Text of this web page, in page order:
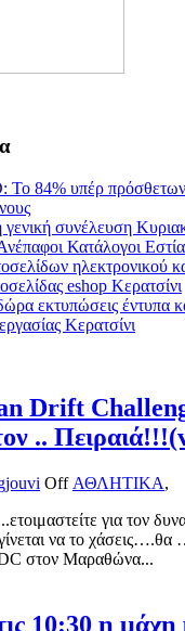
Το 84% υπέρ
γενική συνέλευση
Κατάλογοι
ηλεκτρονικού
eshop Κερατσίνι
εκτυπώσεις έντυπα
Κερατσίνι
Drift
..
Off ΑΘΛΗΤΙΚΑ,
για τον
να το χάσεις….θα
στον Μαραθώνα...
10:30 η μάχη